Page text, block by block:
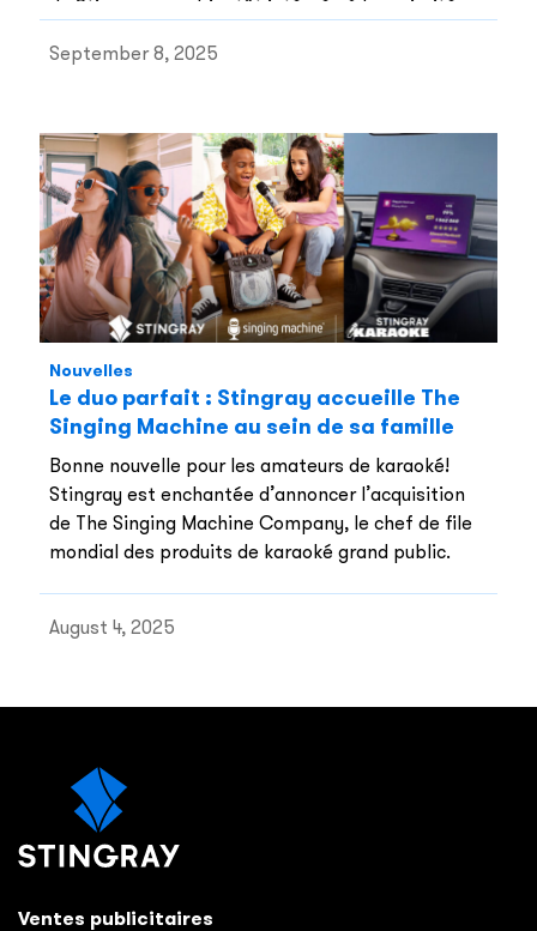
de Stingray sera bientôt intégrée à la majorité
BYD, pour faire de chaque trajet une performance
September 8, 2025
Nouvelles
Le duo parfait : Stingray accueille The
Singing Machine au sein de sa famille
Bonne nouvelle pour les amateurs de karaoké!
Stingray est enchantée d’annoncer l’acquisition
de The Singing Machine Company, le chef de file
mondial des produits de karaoké grand public.
August 4, 2025
Ventes publicitaires